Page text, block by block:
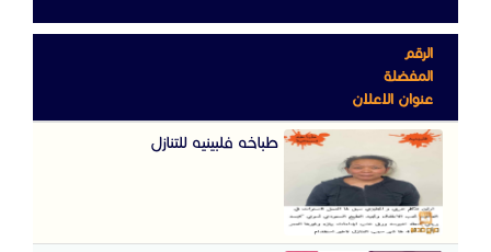
الرقم
المفضلة
عنوان الاعلان
طباخه فلبينيه للتنازل